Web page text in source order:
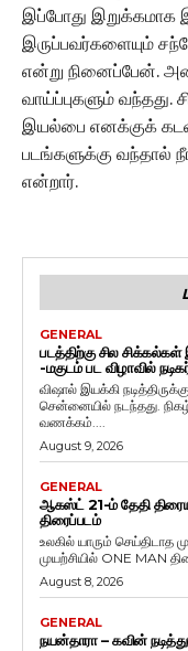
இப்போது இறுக்கமாக
இருப்பவர்களையும்
என்று நினைப்பேன்.
வாய்ப்புகளும் வந்தது.
இயல்பை எனக்குக்
படங்களுக்கு வந்தால்
என்றார்.
GENERAL
படத்திற்கு சில
-மகுடம் பட விழாவில்
விஷால் இயக்கி
சென்னையில் நடந்தது. நிகழ்வில் நடிகர் விஷால் பேசியதாவது, "அனைவருக்கும்
வணக்கம்....
August 9, 2026
GENERAL
ஆகஸ்ட் 21-ம் தேதி
திரைப்படம்
உலகில் யாரும் செய்திடாத
முயற்சியில் ONE MAN
August 8, 2026
GENERAL
நயன்தாரா – கவின்